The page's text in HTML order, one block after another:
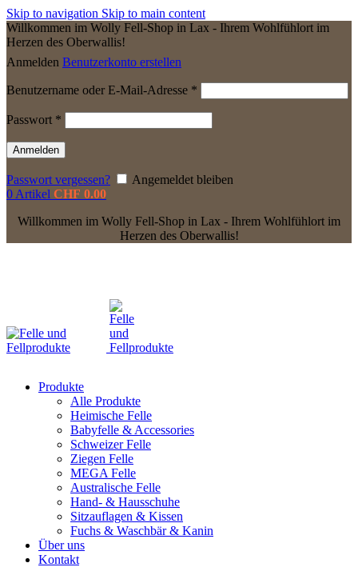
Skip to navigation Skip to main content
Willkommen im Wolly Fell-Shop in Lax - Ihrem Wohlfühlort im
Herzen des Oberwallis!
Anmelden Benutzerkonto erstellen
Benutzername oder E-Mail-Adresse *
Passwort *
Anmelden
Passwort vergessen?
Angemeldet bleiben
0 Artikel CHF 0.00
Willkommen im Wolly Fell-Shop in Lax - Ihrem Wohlfühlort im
Herzen des Oberwallis!
Produkte
Alle Produkte
Heimische Felle
Babyfelle & Accessories
Schweizer Felle
Ziegen Felle
MEGA Felle
Australische Felle
Hand- & Hausschuhe
Sitzauflagen & Kissen
Fuchs & Waschbär & Kanin
Über uns
Kontakt